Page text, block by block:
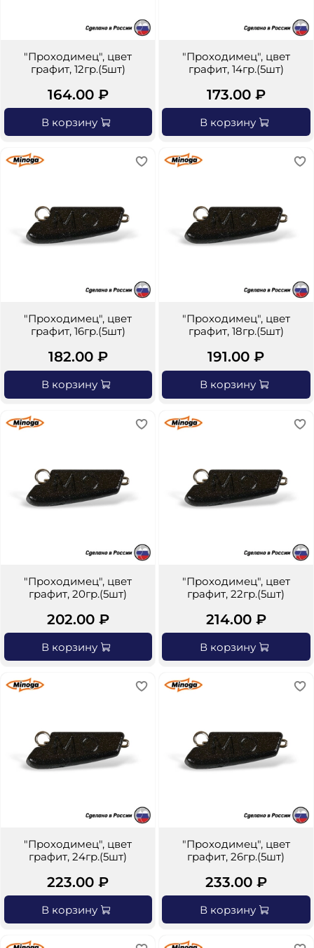
"Проходимец", цвет
графит, 12гр.(5шт)
164.00 ₽
В корзину
"Проходимец", цвет
графит, 14гр.(5шт)
173.00 ₽
В корзину
"Проходимец", цвет
графит, 16гр.(5шт)
182.00 ₽
В корзину
"Проходимец", цвет
графит, 18гр.(5шт)
191.00 ₽
В корзину
"Проходимец", цвет
графит, 20гр.(5шт)
202.00 ₽
В корзину
"Проходимец", цвет
графит, 22гр.(5шт)
214.00 ₽
В корзину
"Проходимец", цвет
графит, 24гр.(5шт)
223.00 ₽
В корзину
"Проходимец", цвет
графит, 26гр.(5шт)
233.00 ₽
В корзину